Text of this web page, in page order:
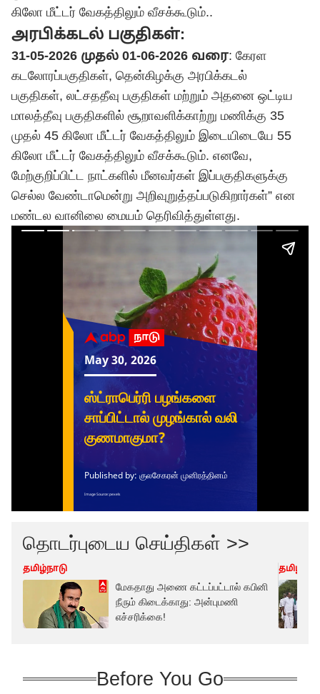
கிலோ மீட்டர் வேகத்திலும் வீசக்கூடும்..
அரபிக்கடல் பகுதிகள்:
31-05-2026 முதல் 01-06-2026 வரை: கேரள
கடலோரப்பகுதிகள், தென்கிழக்கு அரபிக்கடல்
பகுதிகள், லட்சததீவு பகுதிகள் மற்றும் அதனை ஒட்டிய
மாலத்தீவு பகுதிகளில் சூறாவளிக்காற்று மணிக்கு 35
முதல் 45 கிலோ மீட்டர் வேகத்திலும் இடையிடையே 55
கிலோ மீட்டர் வேகத்திலும் வீசக்கூடும். எனவே,
மேற்குறிப்பிட்ட நாட்களில் மீனவர்கள் இப்பகுதிகளுக்கு
செல்ல வேண்டாமென்று அறிவுறுத்தப்படுகிறார்கள்” என
மண்டல வானிலை மையம் தெரிவித்துள்ளது.
தொடர்புடைய செய்திகள் >>
தமிழ்நாடு
மேகதாது அணை கட்டப்பட்டால் கபினி
நீரும் கிடைக்காது: அன்புமணி
எச்சரிக்கை!
Before You Go